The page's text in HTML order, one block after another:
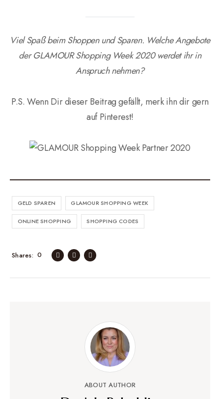
Viel Spaß beim Shoppen und Sparen. Welche Angebote
der GLAMOUR Shopping Week 2020 werdet ihr in
Anspruch nehmen?
P.S. Wenn Dir dieser Beitrag gefällt, merk ihn dir gern
auf Pinterest!
GELD SPAREN GLAMOUR SHOPPING WEEK
ONLINE SHOPPING SHOPPING CODES
0
Shares
ABOUT AUTHOR